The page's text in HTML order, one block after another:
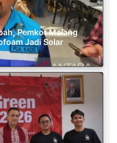
Pemkot Malang
Jadi Solar